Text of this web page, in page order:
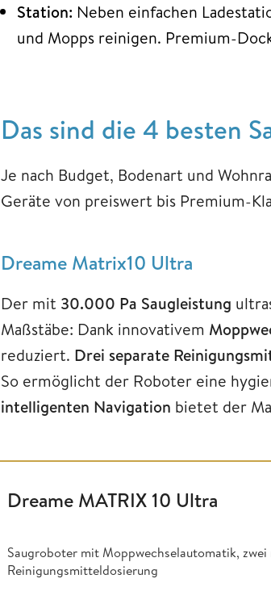
Station: Neben einfachen
und Mopps reinigen. Premium-
Das sind die 4 besten
Je nach Budget, Bodenart und
Geräte von preiswert bis Premium-
Dreame Matrix10 Ultra
Der mit 30.000 Pa Saugleistung
Maßstäbe: Dank innovativem
reduziert. Drei separate
So ermöglicht der Roboter eine
intelligenten Navigation bietet der
Dreame MATRIX 10 Ultra
Saugroboter mit Moppwechselautomatik,
Reinigungsmitteldosierung